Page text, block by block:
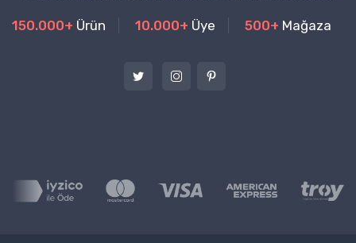
150.000+ Ürün 10.000+ Üye 500+ Mağaza